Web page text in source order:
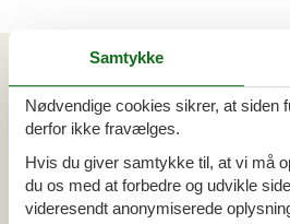
Artikeltyper
Alle
Sommerhus
Din Cofman ferie
Område
Samtykke
Nødvendige cookies sikrer, at siden
derfor ikke fravælges.
Hvis du giver samtykke til, at vi må
du os med at forbedre og udvikle
videresendt anonymiserede